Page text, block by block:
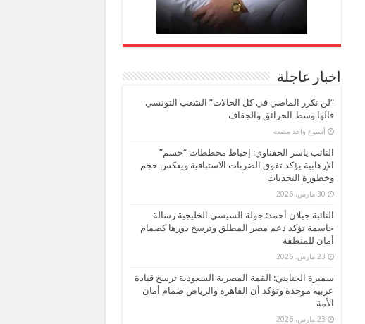
اخبار عاجلة
“لن نكرر الماضي في كل الحالات” الشعب التونسي
قالها وسط الحرائق والجفاف
‏أسبوع واحد مضت
النائب ياسر الحفناوي: إحباط مخططات “حسم”
الإرهابية يؤكد تفوق الضربات الاستباقية ويعكس حجم
وخطورة التحديات
30 مارس، 2026
النائبة جيلان أحمد: جولة السيسي الخليجية رسالة
حاسمة تؤكد دعم مصر المطلق وترسخ دورها كصمام
أمان للمنطقة
23 مارس، 2026
سميرة الجنايني: القمة المصرية السعودية ترسخ قيادة
عربية موحدة وتؤكد أن القاهرة والرياض صمام أمان
الأمة
23 مارس، 2026